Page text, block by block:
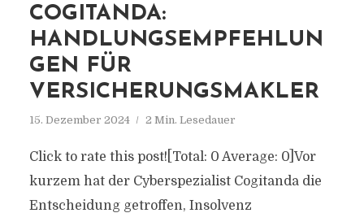
COGITANDA:
HANDLUNGSEMPFEHLUN
GEN FÜR
VERSICHERUNGSMAKLER
15. Dezember 2024 2 Min. Lesedauer
Click to rate this post![Total: 0 Average: 0]Vor
kurzem hat der Cyberspezialist Cogitanda die
Entscheidung getroffen, Insolvenz